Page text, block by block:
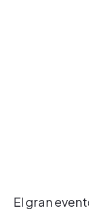
El gran